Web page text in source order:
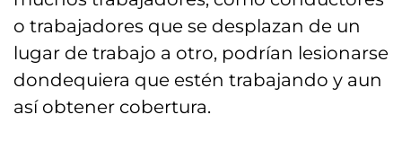
o trabajadores que se desplazan de un
lugar de trabajo a otro, podrían lesionarse
dondequiera que estén trabajando y aun
así obtener cobertura.